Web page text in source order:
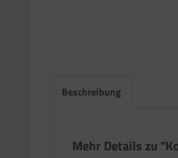
Beschreibung
Mehr Details zu